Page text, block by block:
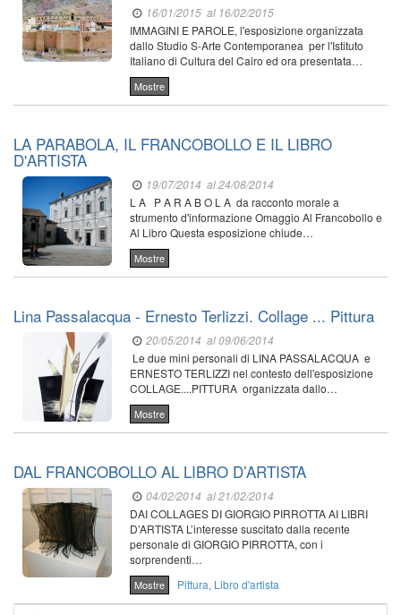
16/01/2015 al 16/02/2015
IMMAGINI E PAROLE, l'esposizione organizzata
dallo Studio S-Arte Contemporanea per l'Istituto
Italiano di Cultura del Cairo ed ora presentata…
Mostre
LA PARABOLA, IL FRANCOBOLLO E IL LIBRO
D'ARTISTA
19/07/2014 al 24/08/2014
L A P A R A B O L A da racconto morale a
strumento d'informazione Omaggio Al Francobollo e
Al Libro Questa esposizione chiude…
Mostre
Lina Passalacqua - Ernesto Terlizzi. Collage ... Pittura
20/05/2014 al 09/06/2014
Le due mini personali di LINA PASSALACQUA e
ERNESTO TERLIZZI nel contesto dell'esposizione
COLLAGE....PITTURA organizzata dallo…
Mostre
DAL FRANCOBOLLO AL LIBRO D’ARTISTA
04/02/2014 al 21/02/2014
DAI COLLAGES DI GIORGIO PIRROTTA AI LIBRI
D’ARTISTA L’interesse suscitato dalla recente
personale di GIORGIO PIRROTTA, con i
sorprendenti…
Mostre Pittura, Libro d'artista